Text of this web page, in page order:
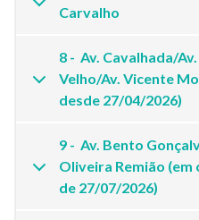
Carvalho
8 - Av. Cavalhada/
Velho/Av. Vicente
desde 27/04/2026)
9 - Av. Bento
Oliveira Remião
de 27/07/2026)